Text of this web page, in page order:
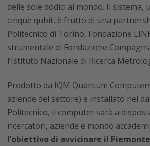
delle sole dodici al mondo. Il sistema,
cinque qubit, è frutto di una
Politecnico di Torino, Fondazione
strumentale di Fondazione
l’Istituto Nazionale di Ricerca
Prodotto da IQM Quantum
aziende del settore) e installato nel
Politecnico, il computer sarà a
ricercatori, aziende e mondo
l’obiettivo di avvicinare il